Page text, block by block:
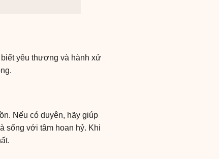
yêu thương và hành xử
Nếu có duyên, hãy giúp
sống với tâm hoan hỷ. Khi